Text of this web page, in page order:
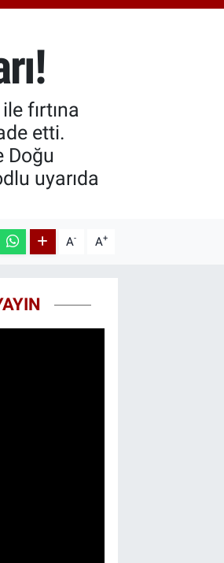
fırtına
etti.
Doğu
uyarıda
A- A+